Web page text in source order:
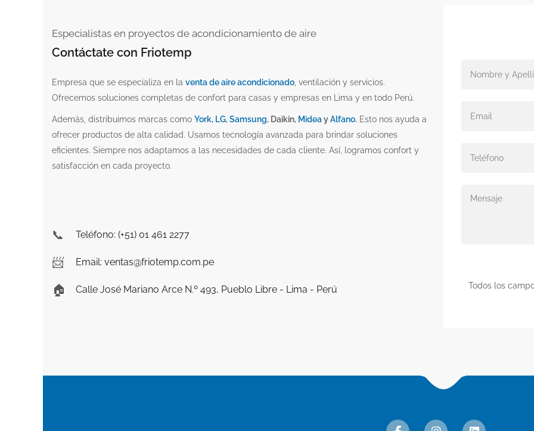
Especialistas en proyectos de acondicionamiento de aire
Contáctate con Friotemp
Empresa que se especializa en la venta de aire acondicionado , ventilación y servicios.
Ofrecemos soluciones completas de confort para casas y empresas en Lima y en todo Perú.
Además, distribuimos marcas como York, LG,Samsung, Daikin, MideayAlfano. Esto nos ayuda a
ofrecer productos de alta calidad. Usamos tecnología avanzada para brindar soluciones
eficientes. Siempre nos adaptamos a las necesidades de cada cliente. Así, logramos confort y
satisfacción en cada proyecto.
📞 Teléfono: (+51) 01 461 2277
📨 Email: ventas@friotemp.com.pe
🏠 Calle José Mariano Arce N.º 493, Pueblo Libre - Lima - Perú Todos los